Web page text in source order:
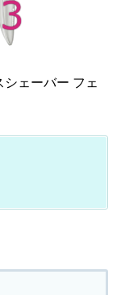
ェーバー フェ